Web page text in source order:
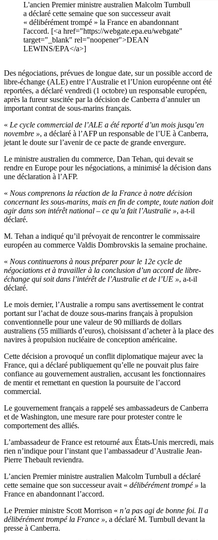
L'ancien Premier ministre australien Malcolm Turnbull
a déclaré cette semaine que son successeur avait
« délibérément trompé » la France en abandonnant
l'accord. [<a href="https://webgate.epa.eu/webgate"
target="_blank" rel="noopener">DEAN
LEWINS/EPA</a>]
Des négociations, prévues de longue date, sur un possible accord de
libre-échange (ALE) entre l’Australie et l’Union européenne ont été
reportées, a déclaré vendredi (1 octobre) un responsable européen,
après la fureur suscitée par la décision de Canberra d’annuler un
important contrat de sous-marins français.
« Le cycle commercial de l’ALE a été reporté d’un mois jusqu’en
novembre », a déclaré à l’AFP un responsable de l’UE à Canberra,
jetant le doute sur l’avenir de ce pacte de grande envergure.
Le ministre australien du commerce, Dan Tehan, qui devait se
rendre en Europe pour les négociations, a minimisé la décision dans
une déclaration à l’AFP.
« Nous comprenons la réaction de la France à notre décision
concernant les sous-marins, mais en fin de compte, toute nation doit
agir dans son intérêt national – ce qu’a fait l’Australie », a-t-il
déclaré.
M. Tehan a indiqué qu’il prévoyait de rencontrer le commissaire
européen au commerce Valdis Dombrovskis la semaine prochaine.
« Nous continuerons à nous préparer pour le 12e cycle de
négociations et à travailler à la conclusion d’un accord de libre-
échange qui soit dans l’intérêt de l’Australie et de l’UE », a-t-il
déclaré.
Le mois dernier, l’Australie a rompu sans avertissement le contrat
portant sur l’achat de douze sous-marins français à propulsion
conventionnelle pour une valeur de 90 milliards de dollars
australiens (55 milliards d’euros), choisissant d’acheter à la place des
navires à propulsion nucléaire de conception américaine.
Cette décision a provoqué un conflit diplomatique majeur avec la
France, qui a déclaré publiquement qu’elle ne pouvait plus faire
confiance au gouvernement australien, accusant les fonctionnaires
de mentir et remettant en question la poursuite de l’accord
commercial.
Le gouvernement français a rappelé ses ambassadeurs de Canberra
et de Washington, une mesure rare pour protester contre le
comportement des alliés.
L’ambassadeur de France est retourné aux États-Unis mercredi, mais
rien n’indique pour l’instant que l’ambassadeur d’Australie Jean-
Pierre Thebault reviendra.
L’ancien Premier ministre australien Malcolm Turnbull a déclaré
cette semaine que son successeur avait « délibérément trompé » la
France en abandonnant l’accord.
Le Premier ministre Scott Morrison « n’a pas agi de bonne foi. Il a
délibérément trompé la France », a déclaré M. Turnbull devant la
presse à Canberra.